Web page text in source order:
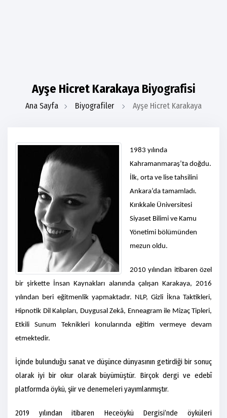
Ayşe Hicret KarakayaBiyografisi
Ana Sayfa Biyografiler Ayşe Hicret Karakaya
1983 yılında
Kahramanmaraş’ta doğdu.
İlk, orta ve lise tahsilini
Ankara’da tamamladı.
Kırıkkale Üniversitesi
Siyaset Bilimi ve Kamu
Yönetimi bölümünden
mezun oldu.
2010 yılından itibaren özel
bir şirkette İnsan Kaynakları alanında çalışan Karakaya, 2016
yılından beri eğitmenlik yapmaktadır. NLP, Gizli İkna Taktikleri,
Hipnotik Dil Kalıpları, Duygusal Zekâ, Enneagram ile Mizaç Tipleri,
Etkili Sunum Teknikleri konularında eğitim vermeye devam
etmektedir.
İçinde bulunduğu sanat ve düşünce dünyasının getirdiği bir sonuç
olarak iyi bir okur olarak büyümüştür. Birçok dergi ve edebî
platformda öykü, şiir ve denemeleri yayımlanmıştır.
2019 yılından itibaren Heceöykü Dergisi’nde öyküleri